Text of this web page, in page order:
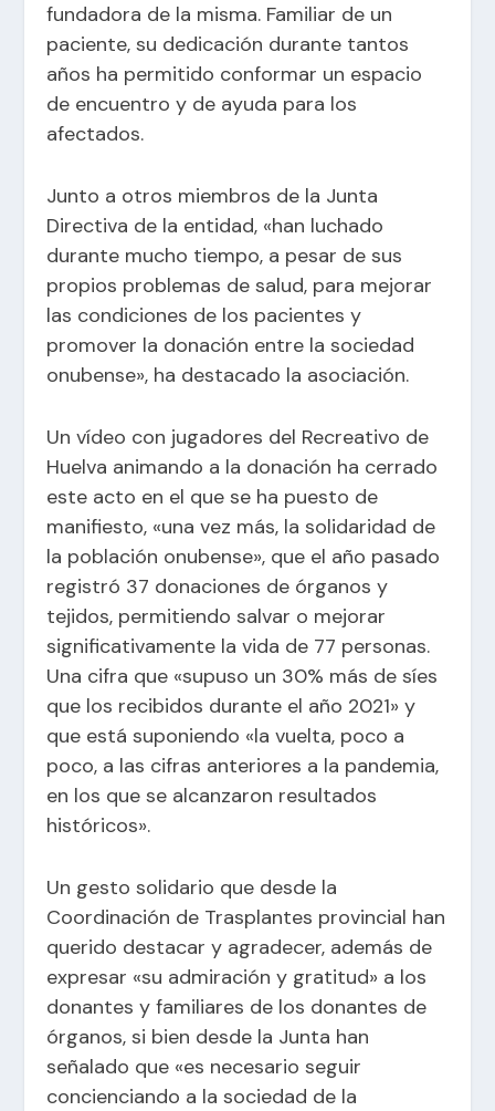
fundadora de la misma. Familiar de un
paciente, su dedicación durante tantos
años ha permitido conformar un espacio
de encuentro y de ayuda para los
afectados.
Junto a otros miembros de la Junta
Directiva de la entidad, «han luchado
durante mucho tiempo, a pesar de sus
propios problemas de salud, para mejorar
las condiciones de los pacientes y
promover la donación entre la sociedad
onubense», ha destacado la asociación.
Un vídeo con jugadores del Recreativo de
Huelva animando a la donación ha cerrado
este acto en el que se ha puesto de
manifiesto, «una vez más, la solidaridad de
la población onubense», que el año pasado
registró 37 donaciones de órganos y
tejidos, permitiendo salvar o mejorar
significativamente la vida de 77 personas.
Una cifra que «supuso un 30% más de síes
que los recibidos durante el año 2021» y
que está suponiendo «la vuelta, poco a
poco, a las cifras anteriores a la pandemia,
en los que se alcanzaron resultados
históricos».
Un gesto solidario que desde la
Coordinación de Trasplantes provincial han
querido destacar y agradecer, además de
expresar «su admiración y gratitud» a los
donantes y familiares de los donantes de
órganos, si bien desde la Junta han
señalado que «es necesario seguir
concienciando a la sociedad de la